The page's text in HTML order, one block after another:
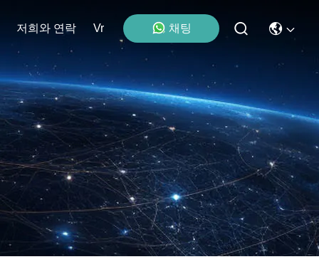
저희와 연락 Vr 채팅